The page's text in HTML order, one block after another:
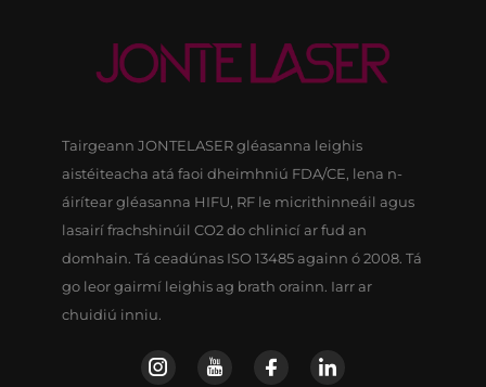
Tairgeann JONTELASER gléasanna leighis
aistéiteacha atá faoi dheimhniú FDA/CE, lena n-
áirítear gléasanna HIFU, RF le micrithinneáil agus
lasairí frachshinúil CO2 do chlinicí ar fud an
domhain. Tá ceadúnas ISO 13485 againn ó 2008. Tá
go leor gairmí leighis ag brath orainn. Iarr ar
chuidiú inniu.